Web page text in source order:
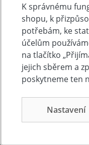
Doprava a
Často kladené
Obchodní
Reklamacni řád
Ochrana
Cookies
O
K správnému
shopu, k
potřebám, ke
účelům
na tlačítko
jejich sběrem a
poskytneme ten
Nastavení